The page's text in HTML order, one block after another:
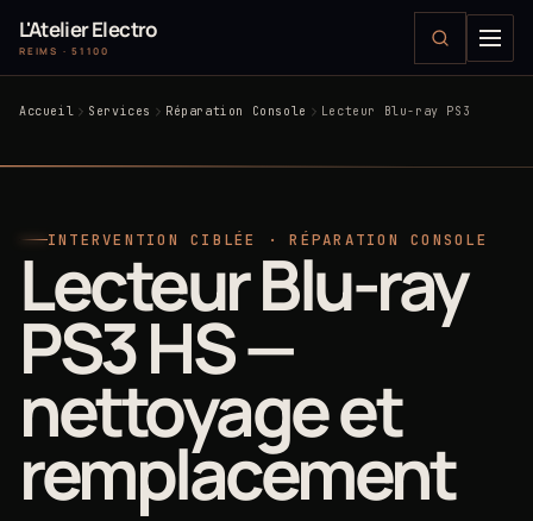
L'Atelier Electro
REIMS · 51100
Accueil Services Réparation Console Lecteur Blu-ray PS3
INTERVENTION CIBLÉE · RÉPARATION CONSOLE
Lecteur Blu-ray
PS3 HS —
nettoyage et
remplacement